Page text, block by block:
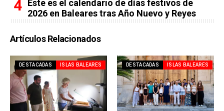
Este es el calendario de días festivos de
2026 en Baleares tras Año Nuevo y Reyes
Artículos Relacionados
DESTACADAS ISLAS BALEARES DESTACADAS ISLAS BALEARES